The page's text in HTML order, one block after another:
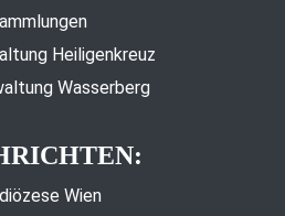
Heiligenkreuz
Wasserberg
Wien